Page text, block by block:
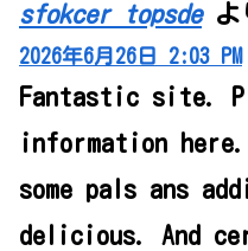
sfokcer topsde よ
2026年6月26日 2:03 PM
Fantastic site.
information
some pals ans
delicious. And